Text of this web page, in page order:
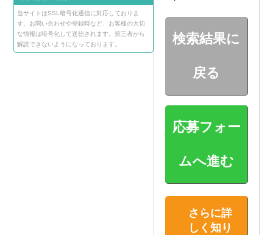
検索結果に
戻る
応募フォー
ムへ進む
さらに詳
しく知り
当サイトはSSL暗号化通信に対応しておりま
す。お問い合わせや登録時など、お客様の大切
な情報は暗号化して送信されます。第三者から
解読できないようになっております。